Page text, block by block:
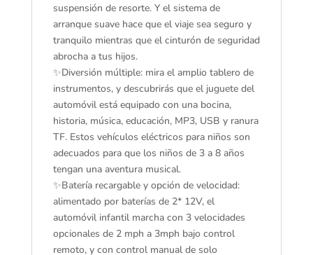
suspensión de resorte. Y el sistema de
arranque suave hace que el viaje sea seguro y
tranquilo mientras que el cinturón de seguridad
abrocha a tus hijos.
✨Diversión múltiple: mira el amplio tablero de
instrumentos, y descubrirás que el juguete del
automóvil está equipado con una bocina,
historia, música, educación, MP3, USB y ranura
TF. Estos vehículos eléctricos para niños son
adecuados para que los niños de 3 a 8 años
tengan una aventura musical.
✨Batería recargable y opción de velocidad:
alimentado por baterías de 2* 12V, el
automóvil infantil marcha con 3 velocidades
opcionales de 2 mph a 3mph bajo control
remoto, y con control manual de solo